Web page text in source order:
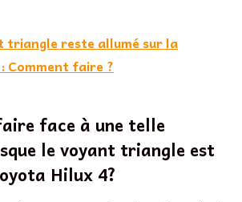
triangle reste allumé sur la
Comment faire ?
face à une telle
le voyant triangle est
Hilux 4?